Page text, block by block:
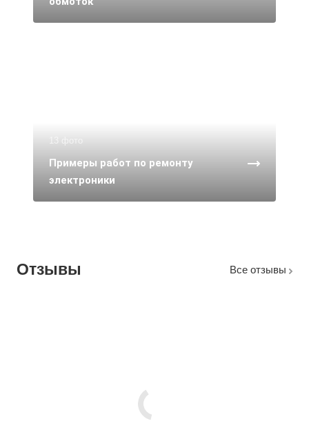
13 фото
Примеры работ по ремонту
электроники
Отзывы Все отзывы